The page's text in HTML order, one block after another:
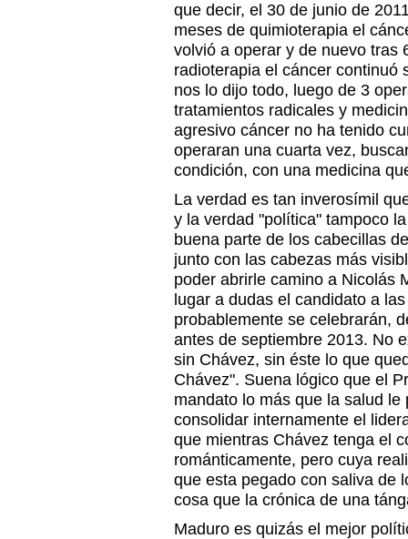
que decir, el 30 de junio de
meses de quimioterapia el
volvió a operar y de nuevo tras
radioterapia el cáncer continuó
nos lo dijo todo, luego de 3
tratamientos radicales y
agresivo cáncer no ha tenido
operaran una cuarta vez,
condición, con una medicina
La verdad es tan inverosímil
y la verdad "política" tampoco
buena parte de los cabecillas
junto con las cabezas más
poder abrirle camino a Nicolás
lugar a dudas el candidato a
probablemente se celebrarán,
antes de septiembre 2013. No
sin Chávez, sin éste lo que
Chávez". Suena lógico que el
mandato lo más que la salud
consolidar internamente el
que mientras Chávez tenga el
románticamente, pero cuya
que esta pegado con saliva de
cosa que la crónica de una
Maduro es quizás el mejor